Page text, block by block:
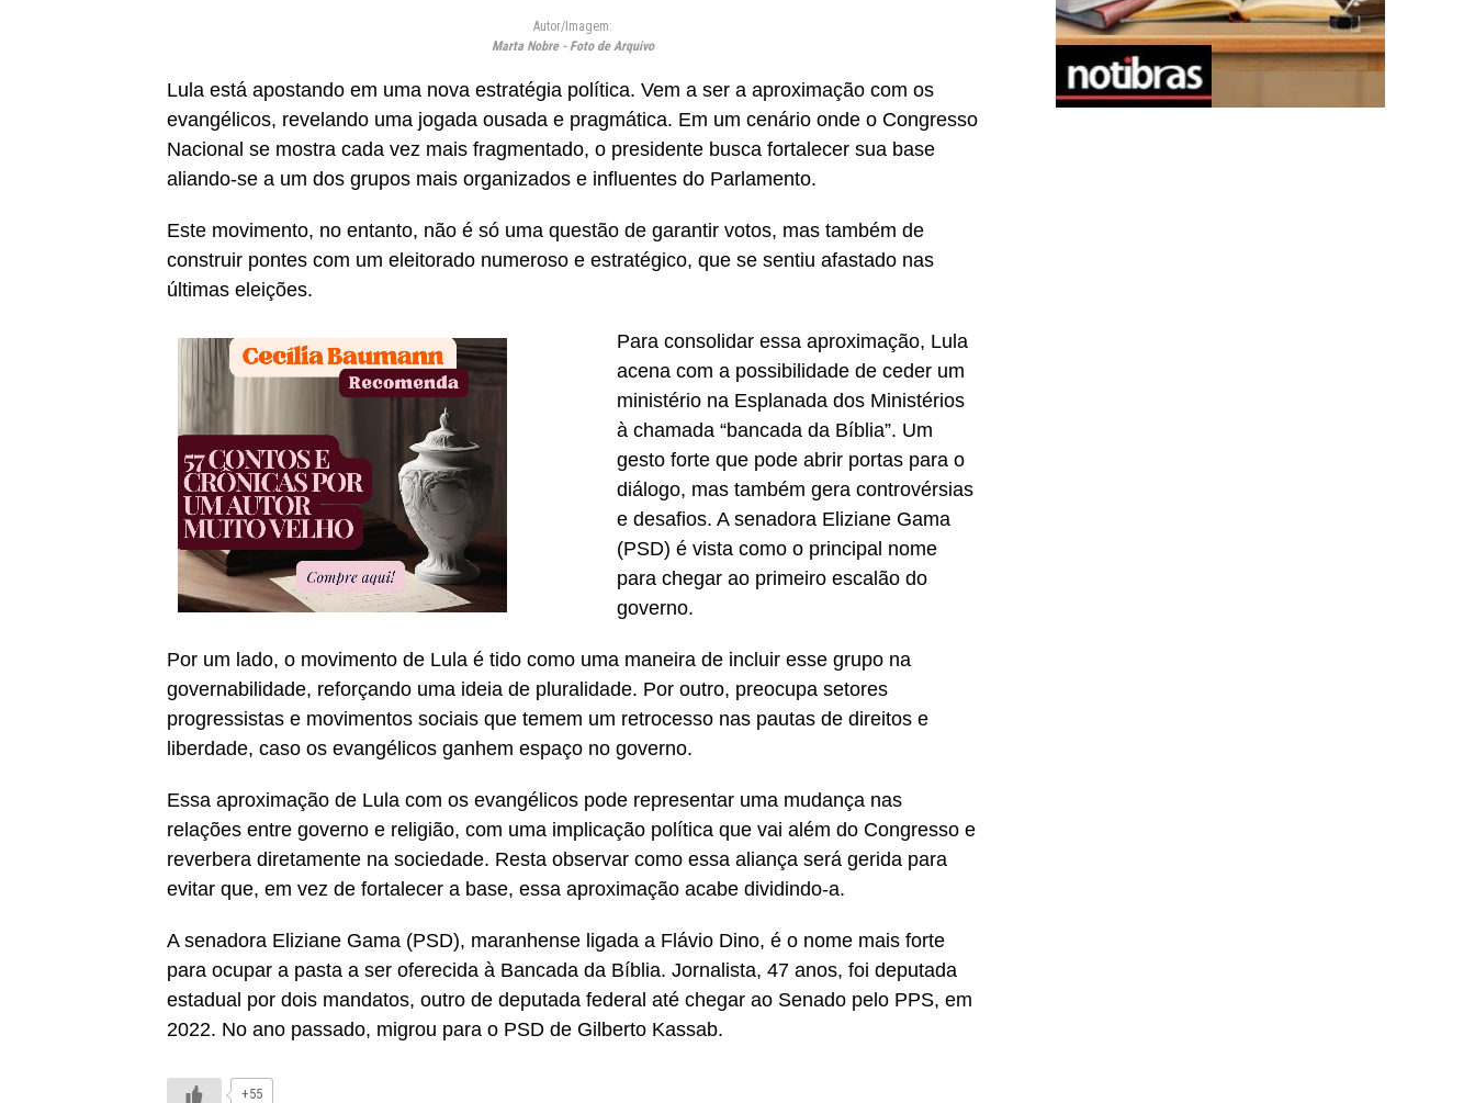
Autor/Imagem:
Marta Nobre - Foto de Arquivo
Lula está apostando em uma nova estratégia política. Vem a ser a aproximação com os
evangélicos, revelando uma jogada ousada e pragmática. Em um cenário onde o Congresso
Nacional se mostra cada vez mais fragmentado, o presidente busca fortalecer sua base
aliando-se a um dos grupos mais organizados e influentes do Parlamento.
Este movimento, no entanto, não é só uma questão de garantir votos, mas também de
construir pontes com um eleitorado numeroso e estratégico, que se sentiu afastado nas
últimas eleições.
Para consolidar essa aproximação, Lula
acena com a possibilidade de ceder um
ministério na Esplanada dos Ministérios
à chamada “bancada da Bíblia”. Um
gesto forte que pode abrir portas para o
diálogo, mas também gera controvérsias
e desafios. A senadora Eliziane Gama
(PSD) é vista como o principal nome
para chegar ao primeiro escalão do
governo.
Por um lado, o movimento de Lula é tido como uma maneira de incluir esse grupo na
governabilidade, reforçando uma ideia de pluralidade. Por outro, preocupa setores
progressistas e movimentos sociais que temem um retrocesso nas pautas de direitos e
liberdade, caso os evangélicos ganhem espaço no governo.
Essa aproximação de Lula com os evangélicos pode representar uma mudança nas
relações entre governo e religião, com uma implicação política que vai além do Congresso e
reverbera diretamente na sociedade. Resta observar como essa aliança será gerida para
evitar que, em vez de fortalecer a base, essa aproximação acabe dividindo-a.
A senadora Eliziane Gama (PSD), maranhense ligada a Flávio Dino, é o nome mais forte
para ocupar a pasta a ser oferecida à Bancada da Bíblia. Jornalista, 47 anos, foi deputada
estadual por dois mandatos, outro de deputada federal até chegar ao Senado pelo PPS, em
2022. No ano passado, migrou para o PSD de Gilberto Kassab.
+55